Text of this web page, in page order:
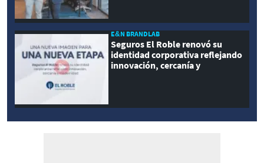
E&N BRANDLAB
Seguros El Roble renovó su
identidad corporativa reflejando
innovación, cercanía y